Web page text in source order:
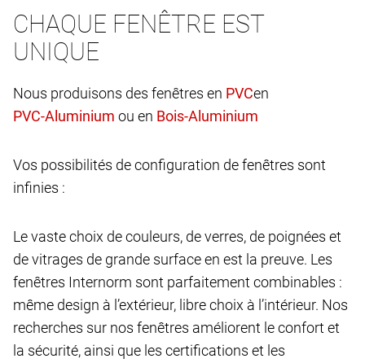
Accepter les cookies et continuer
CHAQUE FENÊTRE EST
UNIQUE
Nous produisons des fenêtres en
en
ou en
Vos possibilités de configuration de fenêtres sont
infinies :
Le vaste choix de couleurs, de verres, de poignées et
de vitrages de grande surface en est la preuve. Les
fenêtres Internorm sont parfaitement combinables :
même design à l’extérieur, libre choix à l’intérieur. Nos
recherches sur nos fenêtres améliorent le confort et
la sécurité, ainsi que les certifications et les